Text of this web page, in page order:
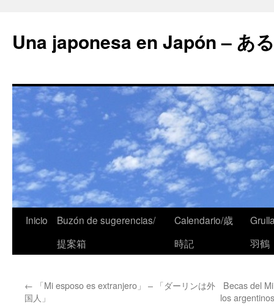
Una japonesa en Japón – あ
Inicio
Buzón de sugerencias/
提案箱
Calendario/歳
時記
羽鶴
← 「Mi esposo es extranjero」 – 「ダーリンは外
国人」
Becas del
los